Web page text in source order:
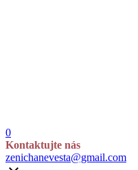
0
Kontaktujte nás
zenichanevesta@gmail.com